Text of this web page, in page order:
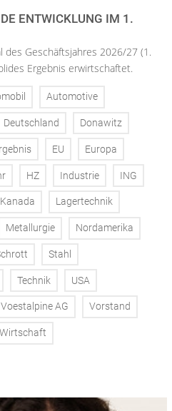
ENTWICKLUNG IM 1.
des Geschäftsjahres 2026/27 (1.
Ergebnis erwirtschaftet.
Automotive
Deutschland Donawitz
EU Europa
HZ Industrie ING
Kanada Lagertechnik
Metallurgie Nordamerika
Stahl
Technik USA
Voestalpine AG Vorstand
Wirtschaft